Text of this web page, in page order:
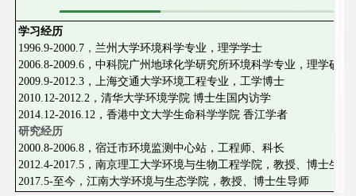
学习经历
1996.9-2000.7 ， 兰州大学环境科学专业，理学学士
2006.8-2009.6，中科院广州地球化学研究所环境科学专业，理学硕士
2009.9-2012.3，上海交通大学环境工程专业，工学博士
2010.12-2012.2，清华大学环境学院 博士生国内访学
2014.12-2016.12，香港中文大学生命科学学院 香江学者
研究经历
2000.8-2006.8，宿迁市环境监测中心站，工程师、科长
2012.4-2017.5，南京理工大学环境与生物工程学院，教授、博士生导
2017.5-至今，江南大学环境与生态学院，教授、博士生导师